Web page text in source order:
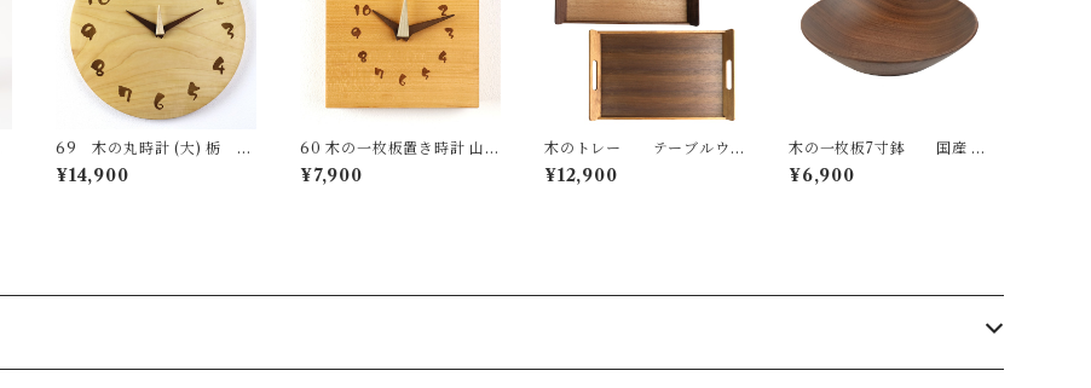
69 木の丸時計 (大) 栃
国産 一点物 SWING オリジ
ナル 無垢 新築祝い 結婚祝い
¥14,900
60 木の一枚板置き時計 山桜
国産 一点物 SWING オリジ
ナル 無垢 新築祝い 結婚祝い
¥7,900
木のトレー テーブルウ
ェア 国産 一点物 オリジナル
無垢 ナチュラル made in Ja
¥12,900
木の一枚板7寸鉢 国産 一
点物 SWING オリジナル テ
ーブルウェア 木の器 無垢 ナ
¥6,900